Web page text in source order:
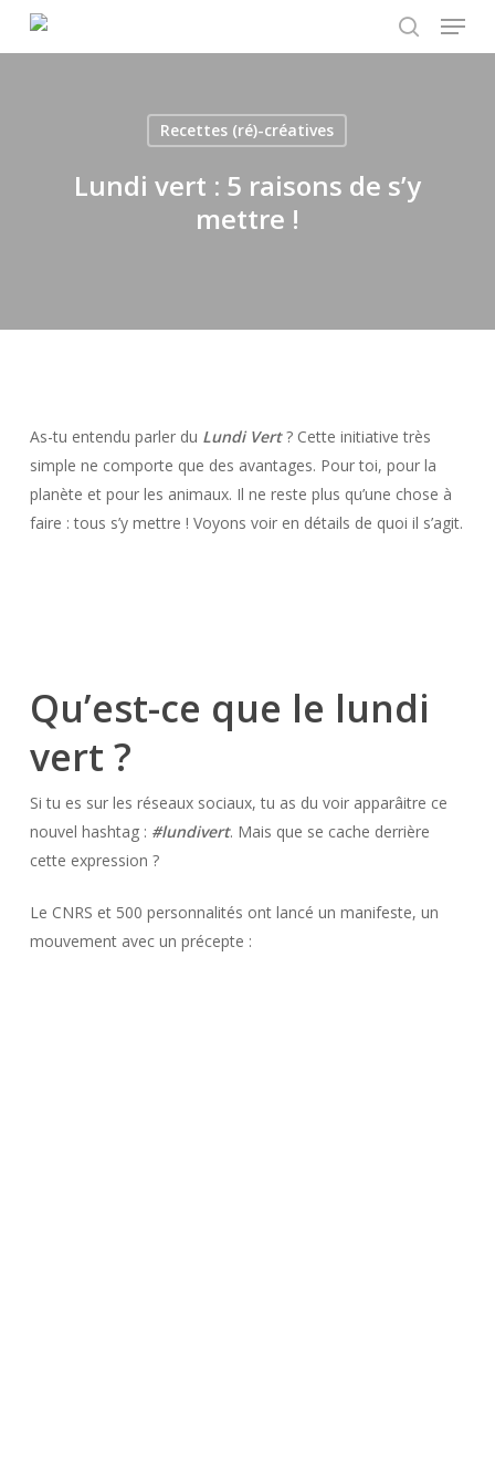
search
Menu
Recettes (ré)-créatives
Lundi vert : 5 raisons de s’y
mettre !
As-tu entendu parler du Lundi Vert? Cette initiative très
simple ne comporte que des avantages. Pour toi, pour la
planète et pour les animaux. Il ne reste plus qu’une chose à
faire : tous s’y mettre ! Voyons voir en détails de quoi il s’agit.
Qu’est-ce que le lundi
vert ?
Si tu es sur les réseaux sociaux, tu as du voir apparâitre ce
nouvel hashtag : #lundivert. Mais que se cache derrière
cette expression ?
Le CNRS et 500 personnalités ont lancé un manifeste, un
mouvement avec un précepte :